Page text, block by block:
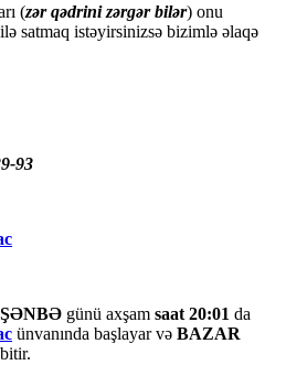
(zər qədrini zərgər bilər) onu
satmaq istəyirsinizsə bizimlə əlaqə
93
ŞƏNBƏ günü axşam saat 20:01 da
ünvanında başlayar və BAZAR